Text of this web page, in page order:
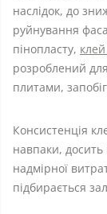
наслідок, до
руйнування
пінопласту,
розроблений
плитами,
Консистенція
навпаки,
надмірної
підбирається